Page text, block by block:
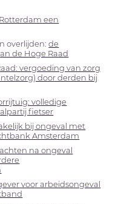
een
overlijden:de
de Hoge Raad
vergoeding van zorg
door derden bij
volledige
fietser
bij ongeval met
Amsterdam
na ongeval
voor arbeidsongeval